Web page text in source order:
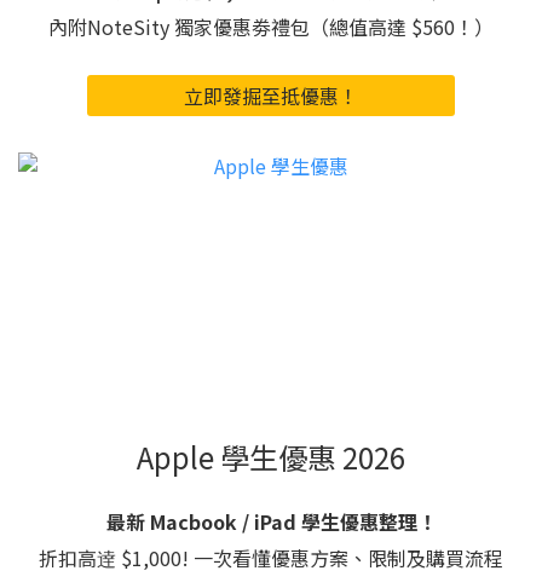
內附NoteSity 獨家優惠劵禮包（總值高達 $560！）
立即發掘至抵優惠！
Apple 學生優惠 2026
最新 Macbook / iPad 學生優惠整理！
折扣高逹 $1,000! 一次看懂優惠方案、限制及購買流程